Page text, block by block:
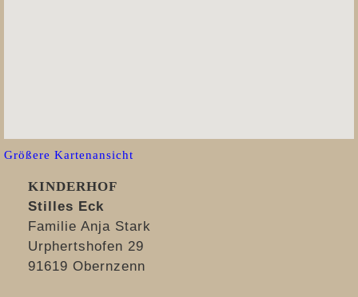
Größere Kartenansicht
KINDERHOF
Stilles Eck
Familie Anja Stark
Urphertshofen 29
91619 Obernzenn